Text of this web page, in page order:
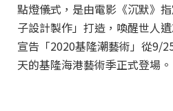
點燈儀式，是由電影《沉默》
子設計製作」打造，喚醒世人
宣告「2020基隆潮藝術」從9/
天的基隆海港藝術季正式登場。